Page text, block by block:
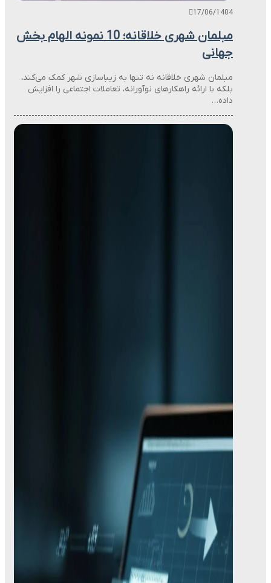
17/06/1404
مبلمان شهری خلاقانه؛ 10 نمونه الهام بخش
جهانی
مبلمان شهری خلاقانه نه تنها به زیباسازی شهر کمک می‌کند،
بلکه با ارائه راهکارهای نوآورانه، تعاملات اجتماعی را افزایش
داده…